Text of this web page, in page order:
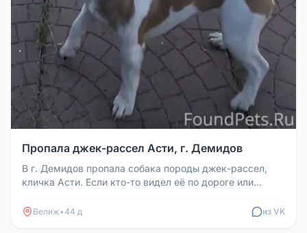
Пропала джек-рассел Асти, г. Демидов
В г. Демидов пропала собака породы джек-рассел,
кличка Асти. Если кто-то видел её по дороге или
Велиж•44 д из VK